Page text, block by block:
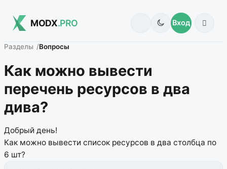
MODX.PRO Вход
Разделы Вопросы
Как можно вывести
перечень ресурсов в два
дива?
Добрый день!
Как можно вывести список ресурсов в два столбца по
6 шт?